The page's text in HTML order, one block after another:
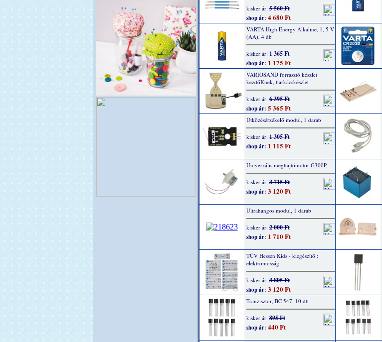
kisker ár:5 560 Ft
shop ár: 4 680 Ft
VARTA High Energy Alkaline, 1, 5 V
(AA), 4 db
kisker ár:1 365 Ft
shop ár: 1 175 Ft
VARIOSAND forrasztó készlet
kezdőKnek, barkácskészlet
kisker ár:6 395 Ft
shop ár: 5 365 Ft
Ütközésérzékelő modul, 1 darab
kisker ár:1 305 Ft
shop ár: 1 115 Ft
Univerzális meghajtómotor G300P,
kisker ár:3 715 Ft
shop ár: 3 120 Ft
Ultrahangos modul, 1 darab
kisker ár:2 000 Ft
shop ár: 1 710 Ft
TÜV Hessen Kids - kiegészítő :
elektromosság
kisker ár:3 805 Ft
shop ár: 3 120 Ft
Tranzisztor, BC 547, 10 db
kisker ár:895 Ft
shop ár: 440 Ft